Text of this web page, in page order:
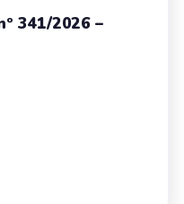
341/2026 –